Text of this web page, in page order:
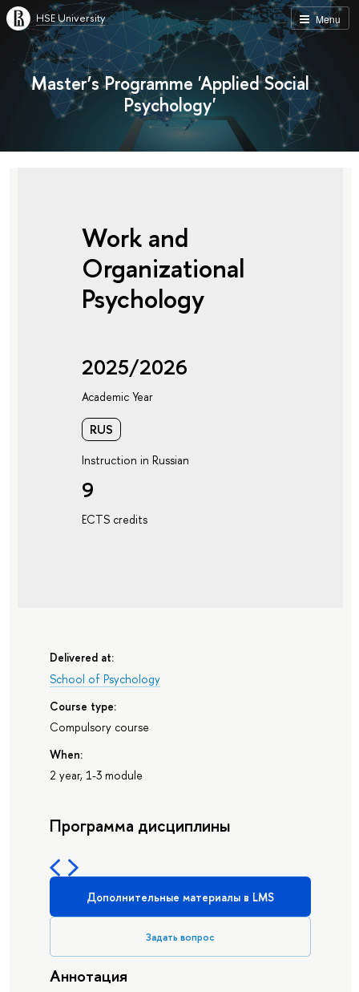
Menu
HSE University
Master’s Programme 'Applied Social
Psychology'
Work and
Organizational
Psychology
2025/2026
Academic Year
RUS
Instruction in Russian
9
ECTS credits
Delivered at:
School of Psychology
Course type:
Compulsory course
When:
2 year, 1-3 module
Программа дисциплины
Дополнительные материалы в LMS
Задать вопрос
Аннотация